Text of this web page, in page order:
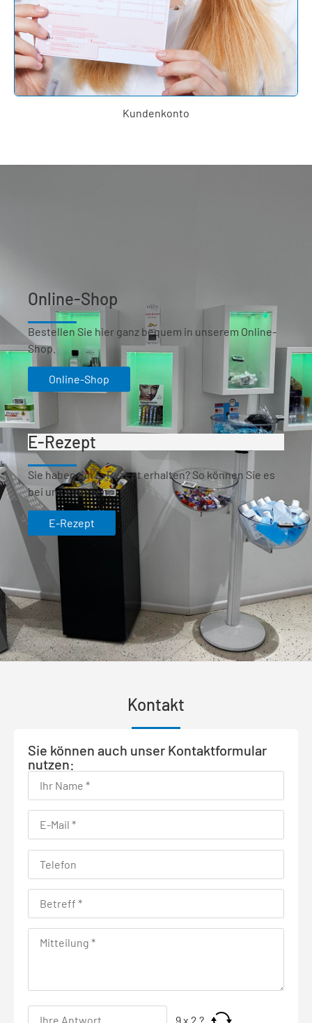
Kundenkonto
Online-Shop
Bestellen Sie hier ganz bequem in unserem Online-
Shop.
Online-Shop
E-Rezept
Sie haben ein E-Rezept erhalten? So können Sie es
bei uns einlösen.
E-Rezept
Kontakt
Sie können auch unser Kontaktformular
nutzen:
9x 2 ?